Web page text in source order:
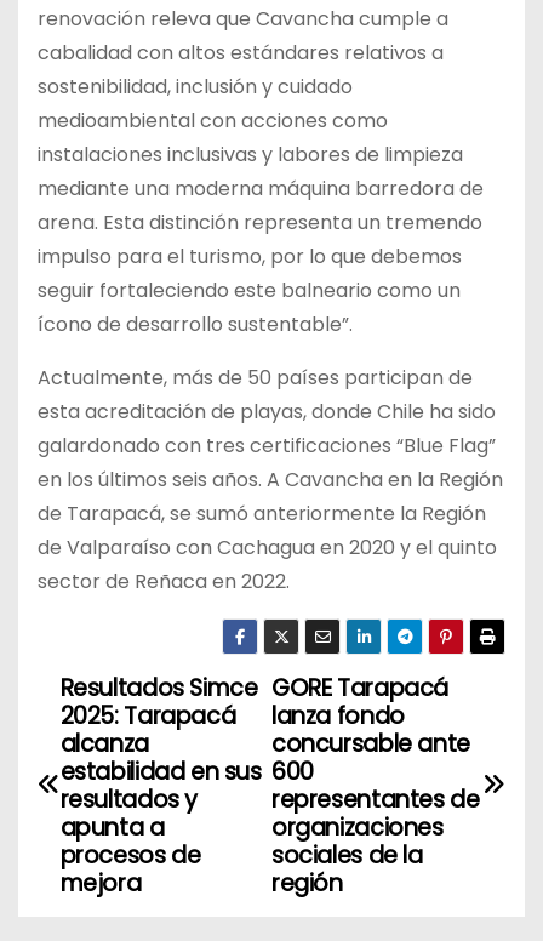
renovación releva que Cavancha cumple a
cabalidad con altos estándares relativos a
sostenibilidad, inclusión y cuidado
medioambiental con acciones como
instalaciones inclusivas y labores de limpieza
mediante una moderna máquina barredora de
arena. Esta distinción representa un tremendo
impulso para el turismo, por lo que debemos
seguir fortaleciendo este balneario como un
ícono de desarrollo sustentable”.
Actualmente, más de 50 países participan de
esta acreditación de playas, donde Chile ha sido
galardonado con tres certificaciones “Blue Flag”
en los últimos seis años. A Cavancha en la Región
de Tarapacá, se sumó anteriormente la Región
de Valparaíso con Cachagua en 2020 y el quinto
sector de Reñaca en 2022.
N
v
GORE Tarapacá
lanza fondo
concursable ante
600
representantes de
organizaciones
sociales de la
región
Resultados Simce
2025: Tarapacá
alcanza
estabilidad en sus
resultados y
apunta a
procesos de
mejora